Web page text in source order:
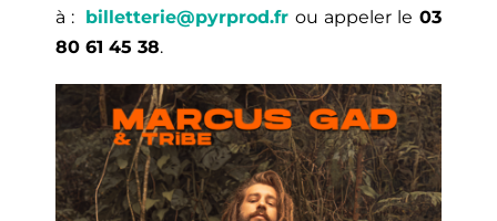
à : billetterie@pyrprod.fr ou appeler le 03
80 61 45 38.